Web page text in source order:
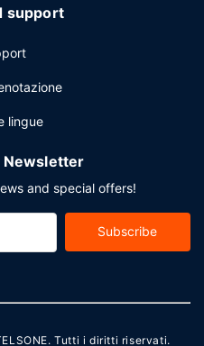
support
lingue
Newsletter
and special offers!
Subscribe
. Tutti i diritti riservati.